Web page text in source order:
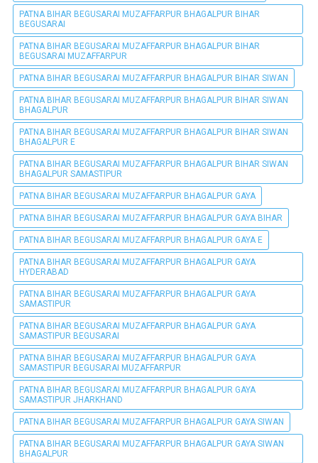
PATNA BIHAR BEGUSARAI MUZAFFARPUR BHAGALPUR BIHAR
BEGUSARAI
PATNA BIHAR BEGUSARAI MUZAFFARPUR BHAGALPUR BIHAR
BEGUSARAI MUZAFFARPUR
PATNA BIHAR BEGUSARAI MUZAFFARPUR BHAGALPUR BIHAR SIWAN
PATNA BIHAR BEGUSARAI MUZAFFARPUR BHAGALPUR BIHAR SIWAN
BHAGALPUR
PATNA BIHAR BEGUSARAI MUZAFFARPUR BHAGALPUR BIHAR SIWAN
BHAGALPUR E
PATNA BIHAR BEGUSARAI MUZAFFARPUR BHAGALPUR BIHAR SIWAN
BHAGALPUR SAMASTIPUR
PATNA BIHAR BEGUSARAI MUZAFFARPUR BHAGALPUR GAYA
PATNA BIHAR BEGUSARAI MUZAFFARPUR BHAGALPUR GAYA BIHAR
PATNA BIHAR BEGUSARAI MUZAFFARPUR BHAGALPUR GAYA E
PATNA BIHAR BEGUSARAI MUZAFFARPUR BHAGALPUR GAYA
HYDERABAD
PATNA BIHAR BEGUSARAI MUZAFFARPUR BHAGALPUR GAYA
SAMASTIPUR
PATNA BIHAR BEGUSARAI MUZAFFARPUR BHAGALPUR GAYA
SAMASTIPUR BEGUSARAI
PATNA BIHAR BEGUSARAI MUZAFFARPUR BHAGALPUR GAYA
SAMASTIPUR BEGUSARAI MUZAFFARPUR
PATNA BIHAR BEGUSARAI MUZAFFARPUR BHAGALPUR GAYA
SAMASTIPUR JHARKHAND
PATNA BIHAR BEGUSARAI MUZAFFARPUR BHAGALPUR GAYA SIWAN
PATNA BIHAR BEGUSARAI MUZAFFARPUR BHAGALPUR GAYA SIWAN
BHAGALPUR